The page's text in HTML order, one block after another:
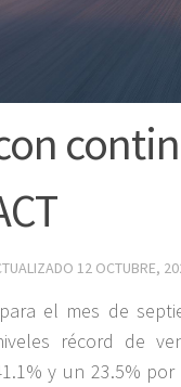
12 OCTUBRE,
el mes de
récord de
y un 23.5% por